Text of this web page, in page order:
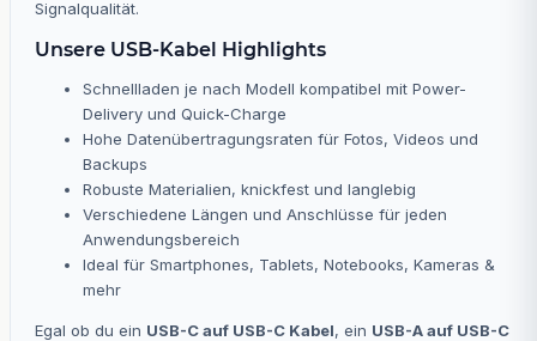
Signalqualität.
Unsere USB-Kabel Highlights
Schnellladen je nach Modell kompatibel mit Power-
Delivery und Quick-Charge
Hohe Datenübertragungsraten für Fotos, Videos und
Backups
Robuste Materialien, knickfest und langlebig
Verschiedene Längen und Anschlüsse für jeden
Anwendungsbereich
Ideal für Smartphones, Tablets, Notebooks, Kameras &
mehr
Egal ob du ein USB-C auf USB-C Kabel, ein USB-A auf USB-C